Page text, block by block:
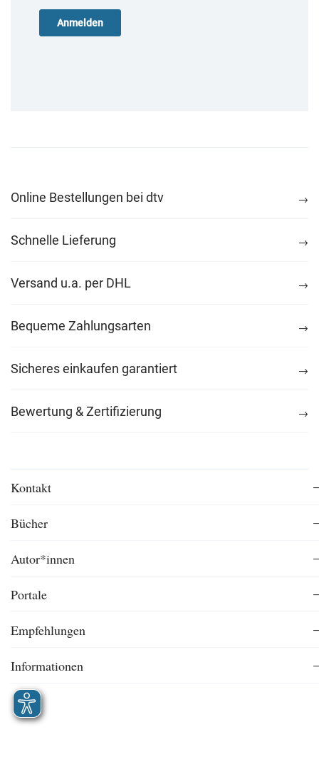
Online Bestellungen bei dtv
Schnelle Lieferung
Versand u.a. per DHL
Bequeme Zahlungsarten
Sicheres einkaufen garantiert
Bewertung & Zertifizierung
Kontakt
Bücher
Autor*innen
Portale
Empfehlungen
Informationen